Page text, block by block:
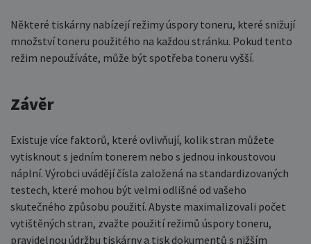
Některé tiskárny nabízejí režimy úspory toneru, které snižují
množství toneru použitého na každou stránku. Pokud tento
režim nepoužíváte, může být spotřeba toneru vyšší.
Závěr
Existuje více faktorů, které ovlivňují, kolik stran můžete
vytisknout s jedním tonerem nebo s jednou inkoustovou
náplní. Výrobci uvádějí čísla založená na standardizovaných
testech, které mohou být velmi odlišné od vašeho
skutečného způsobu použití. Abyste maximalizovali počet
vytištěných stran, zvažte použití režimů úspory toneru,
pravidelnou údržbu tiskárny a tisk dokumentů s nižším